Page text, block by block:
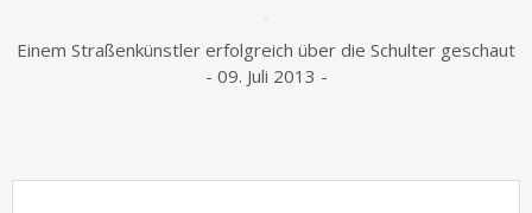
Einem Straßenkünstler erfolgreich über die Schulter geschaut
- 09. Juli 2013 -